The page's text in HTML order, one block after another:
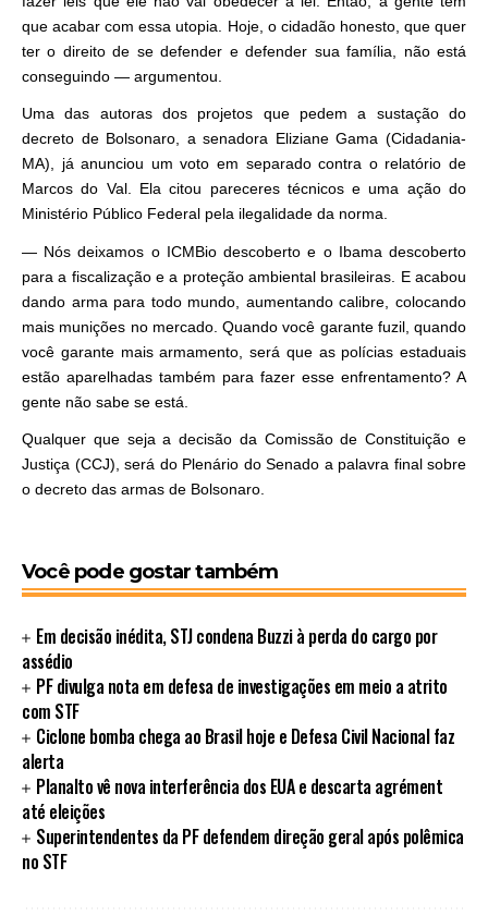
que acabar com essa utopia. Hoje, o cidadão honesto, que quer
ter o direito de se defender e defender sua família, não está
conseguindo — argumentou.
Uma das autoras dos projetos que pedem a sustação do
decreto de Bolsonaro, a senadora Eliziane Gama (Cidadania-
MA), já anunciou um voto em separado contra o relatório de
Marcos do Val. Ela citou pareceres técnicos e uma ação do
Ministério Público Federal pela ilegalidade da norma.
— Nós deixamos o ICMBio descoberto e o Ibama descoberto
para a fiscalização e a proteção ambiental brasileiras. E acabou
dando arma para todo mundo, aumentando calibre, colocando
mais munições no mercado. Quando você garante fuzil, quando
você garante mais armamento, será que as polícias estaduais
estão aparelhadas também para fazer esse enfrentamento? A
gente não sabe se está.
Qualquer que seja a decisão da Comissão de Constituição e
Justiça (CCJ), será do Plenário do Senado a palavra final sobre
o decreto das armas de Bolsonaro.
Você pode gostar também
Em decisão inédita, STJ condena Buzzi à perda do cargo por
assédio
PF divulga nota em defesa de investigações em meio a atrito
com STF
Ciclone bomba chega ao Brasil hoje e Defesa Civil Nacional faz
alerta
Planalto vê nova interferência dos EUA e descarta agrément
até eleições
Superintendentes da PF defendem direção geral após polêmica
no STF